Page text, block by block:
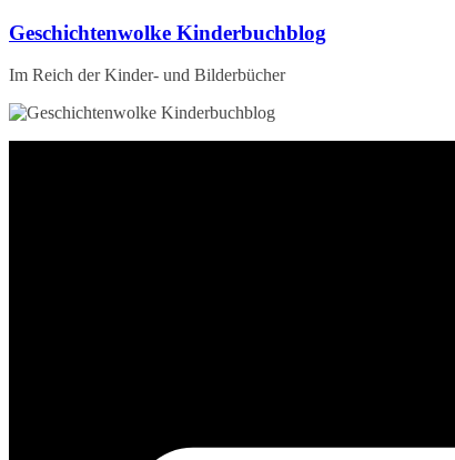
Zum
springen
Geschichtenwolke Kinderbuchblog
Im Reich der Kinder- und Bilderbücher